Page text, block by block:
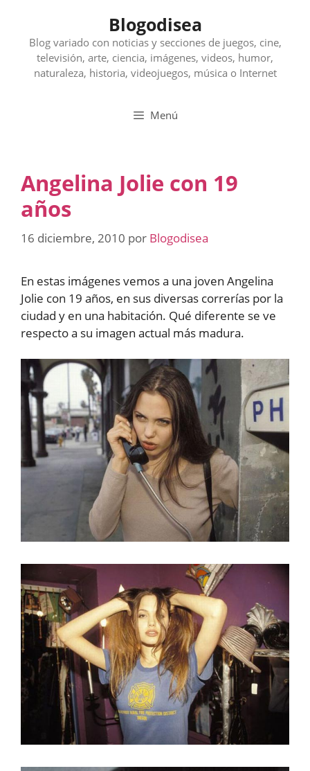
contenido
Blogodisea
Blog variado con noticias y secciones de juegos, cine,
televisión, arte, ciencia, imágenes, videos, humor,
naturaleza, historia, videojuegos, música o Internet
Menú
Angelina Jolie con 19
años
16 diciembre, 2010 por Blogodisea
En estas imágenes vemos a una joven Angelina
Jolie con 19 años, en sus diversas correrías por la
ciudad y en una habitación. Qué diferente se ve
respecto a su imagen actual más madura.